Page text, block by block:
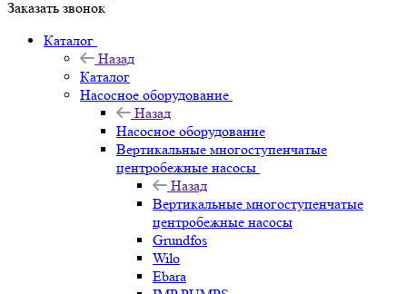
Заказать звонок
Каталог
Назад
Каталог
Насосное оборудование
Назад
Насосное оборудование
Вертикальные многоступенчатые
центробежные насосы
Назад
Вертикальные многоступенчатые
центробежные насосы
Grundfos
Wilo
Ebara